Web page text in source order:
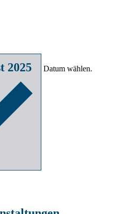
2025 Datum wählen.